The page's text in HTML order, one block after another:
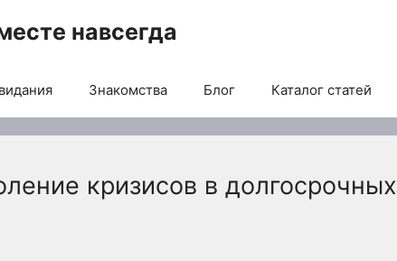
навсегда
Знакомства Блог Каталог статей
кризисов в долгосрочных